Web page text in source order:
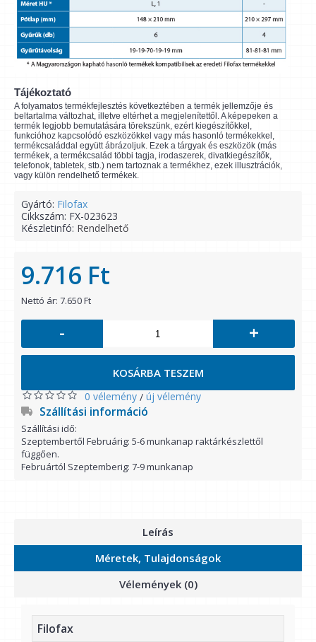
Tájékoztató
A folyamatos termékfejlesztés következtében a termék jellemzője és
beltartalma változhat, illetve eltérhet a megjelenítettől. A képepeken a
termék legjobb bemutatására törekszünk, ezért kiegészítőkkel,
funkcióhoz kapcsolódó eszközökkel vagy más hasonló termékekkel,
termékcsaláddal együtt ábrázoljuk. Ezek a tárgyak és eszközök (más
termékek, a termékcsalád többi tagja, irodaszerek, divatkiegészítők,
telefonok, tabletek, stb.) nem tartoznak a termékhez, ezek illusztrációk,
vagy külön rendelhető termékek.
Gyártó: Filofax
Cikkszám: FX-023623
Készletinfó: Rendelhető
9.716 Ft
Nettó ár: 7.650 Ft
- +
KOSÁRBA TESZEM
0 vélemény / új vélemény
Szállítási információ
Szállítási idő:
Szeptembertől Februárig: 5-6 munkanap raktárkészlettől
függően.
Februártól Szeptemberig: 7-9 munkanap
Leírás
Méretek, Tulajdonságok
Vélemények (0)
Filofax